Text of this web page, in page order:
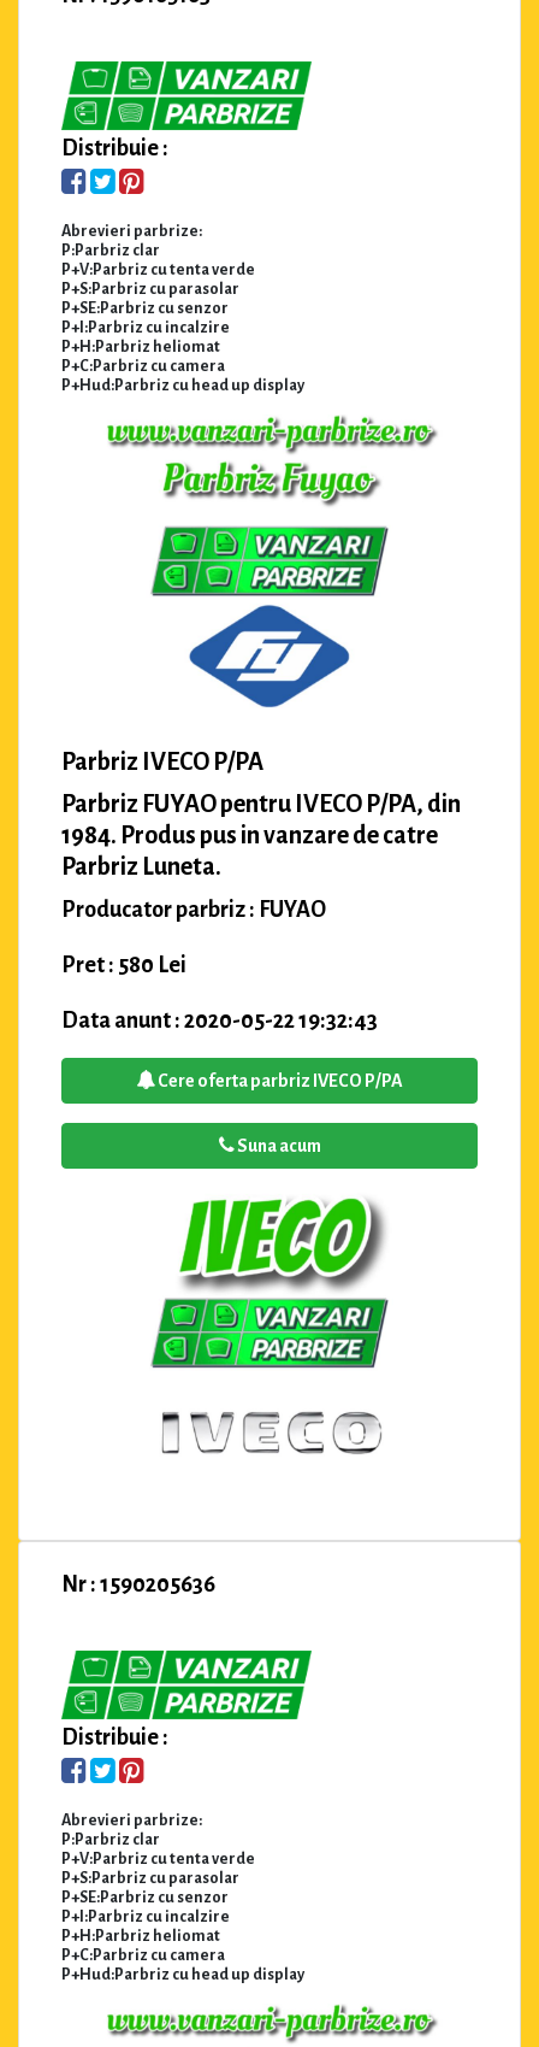
Distribuie :
Abrevieri parbrize:
P:Parbriz clar
P+V:Parbriz cu tenta verde
P+S:Parbriz cu parasolar
P+SE:Parbriz cu senzor
P+I:Parbriz cu incalzire
P+H:Parbriz heliomat
P+C:Parbriz cu camera
P+Hud:Parbriz cu head up display
Parbriz IVECO P/PA
Parbriz FUYAO pentru IVECO P/PA, din
1984. Produs pus in vanzare de catre
Parbriz Luneta.
Producator parbriz : FUYAO
Pret : 580 Lei
Data anunt : 2020-05-22 19:32:43
Cere oferta parbriz IVECO P/PA
Suna acum
Nr : 1590205636
Distribuie :
Abrevieri parbrize:
P:Parbriz clar
P+V:Parbriz cu tenta verde
P+S:Parbriz cu parasolar
P+SE:Parbriz cu senzor
P+I:Parbriz cu incalzire
P+H:Parbriz heliomat
P+C:Parbriz cu camera
P+Hud:Parbriz cu head up display